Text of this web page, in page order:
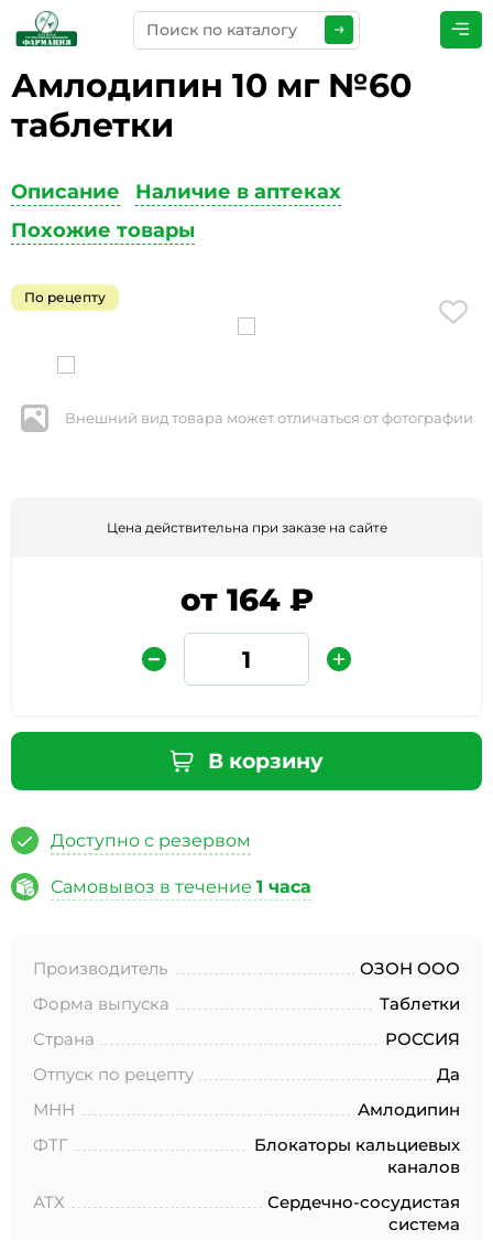
Амлодипин 10 мг №60
таблетки
Описание
Наличие в аптеках
Похожие товары
По рецепту
Внешний вид товара может отличаться от фотографии
Цена действительна при заказе на сайте
от 164 ₽
В корзину
Доступно с резервом
Самовывоз в течение 1 часа
Производитель
ОЗОН ООО
Форма выпуска
Таблетки
Страна
РОССИЯ
Отпуск по рецепту
Да
МНН
Амлодипин
ФТГ
Блокаторы кальциевых
каналов
АТХ
Сердечно-сосудистая
система
ПРЕДСТАВЬТЕСЬ
ТЕЛЕФОН*
ЭЛЕКТРОННАЯ ПОЧТА
КОММЕНТАРИИ*
Защита от автоматических сообщений
соответствии с Федеральным законом от 27.07.2006 года
целей, определенных в Согласии на обработку